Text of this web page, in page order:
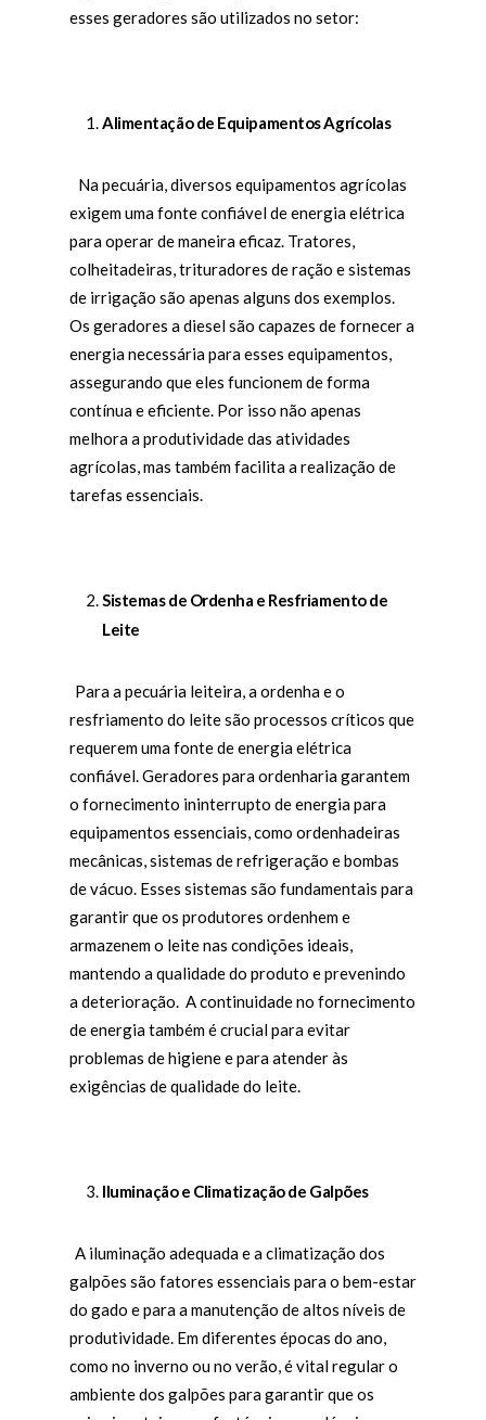
esses geradores são utilizados no setor:
Alimentação de Equipamentos Agrícolas
Na pecuária, diversos equipamentos agrícolas
exigem uma fonte confiável de energia elétrica
para operar de maneira eficaz. Tratores,
colheitadeiras, trituradores de ração e sistemas
de irrigação são apenas alguns dos exemplos.
Os geradores a diesel são capazes de fornecer a
energia necessária para esses equipamentos,
assegurando que eles funcionem de forma
contínua e eficiente. Por isso não apenas
melhora a produtividade das atividades
agrícolas, mas também facilita a realização de
tarefas essenciais.
Sistemas de Ordenha e Resfriamento de
Leite
Para a pecuária leiteira, a ordenha e o
resfriamento do leite são processos críticos que
requerem uma fonte de energia elétrica
confiável. Geradores para ordenharia garantem
o fornecimento ininterrupto de energia para
equipamentos essenciais, como ordenhadeiras
mecânicas, sistemas de refrigeração e bombas
de vácuo. Esses sistemas são fundamentais para
garantir que os produtores ordenhem e
armazenem o leite nas condições ideais,
mantendo a qualidade do produto e prevenindo
a deterioração. A continuidade no fornecimento
de energia também é crucial para evitar
problemas de higiene e para atender às
exigências de qualidade do leite.
Iluminação e Climatização de Galpões
A iluminação adequada e a climatização dos
galpões são fatores essenciais para o bem-estar
do gado e para a manutenção de altos níveis de
produtividade. Em diferentes épocas do ano,
como no inverno ou no verão, é vital regular o
ambiente dos galpões para garantir que os